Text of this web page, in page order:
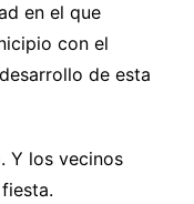
en el que
con el
de esta
Y los vecinos